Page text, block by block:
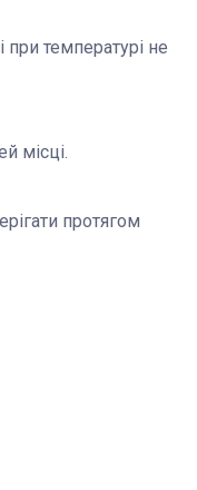
при температурі не
місці.
протягом